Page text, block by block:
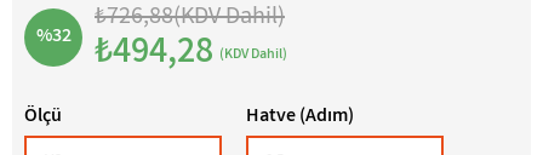
%32
₺726,88(KDV Dahil)
₺494,28 (KDV Dahil)
Ölçü Hatve (Adım)